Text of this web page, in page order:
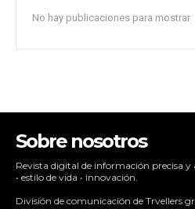
No hay publicaciones para mostrar
Sobre nosotros
Revista digital de información precisa y
• estilo de vida • innovación.
División de comunicación de Trvellers